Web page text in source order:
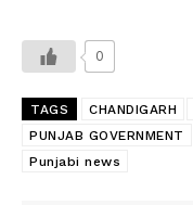
0
TAGS CHANDIGARH
PUNJAB GOVERNMENT
Punjabi news